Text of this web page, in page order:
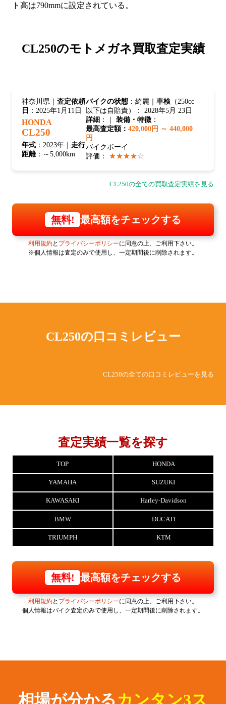
ト高は790mmに設定されている。
CL250のモトメガネ買取査定実績
神奈川県｜査定依頼
日 ：2025年1月11日
HONDA
CL250
年式 ：2023年｜ 走行
距離：～5,000km
バイクの状態：綺麗｜ 車検（250cc
以下は自賠責）： 2028年5月 23日
詳細 ：｜ 装備・特徴：
最高査定額： 420,000円 ～ 440,000
円
バイクボーイ
評価：
★★★★☆
CL250の全ての買取査定実績を見る
無料! 最高額をチェックする
利用規約と プライバシーポリシーに同意の上、ご利用下さい。
※個人情報は査定のみで使用し、一定期間後に削除されます。
CL250の 口コミレビュー
CL250の全ての口コミレビューを見る
査定実績一覧を探す
TOP HONDA
YAMAHA SUZUKI
KAWASAKI Harley-Davidson
BMW DUCATI
TRIUMPH KTM
無料! 最高額をチェックする
利用規約と プライバシーポリシーに同意の上、ご利用下さい。
個人情報はバイク査定のみで使用し、一定期間後に削除されます。
相場が分かる カンタン3ス